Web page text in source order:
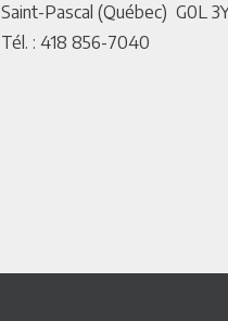
Saint-Pascal (Québec) G0L
Tél. : 418 856-7040